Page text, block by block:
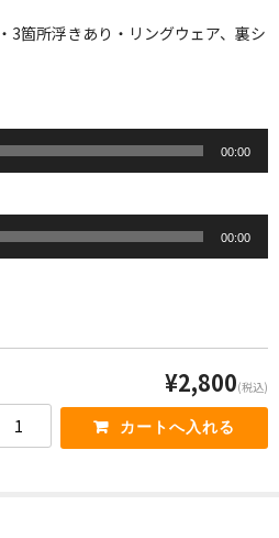
3箇所浮きあり・リングウェア、裏シ
00:00
00:00
¥2,800(税込)